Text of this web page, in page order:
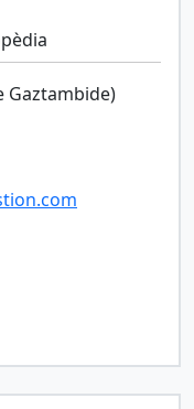
Gaztambide)